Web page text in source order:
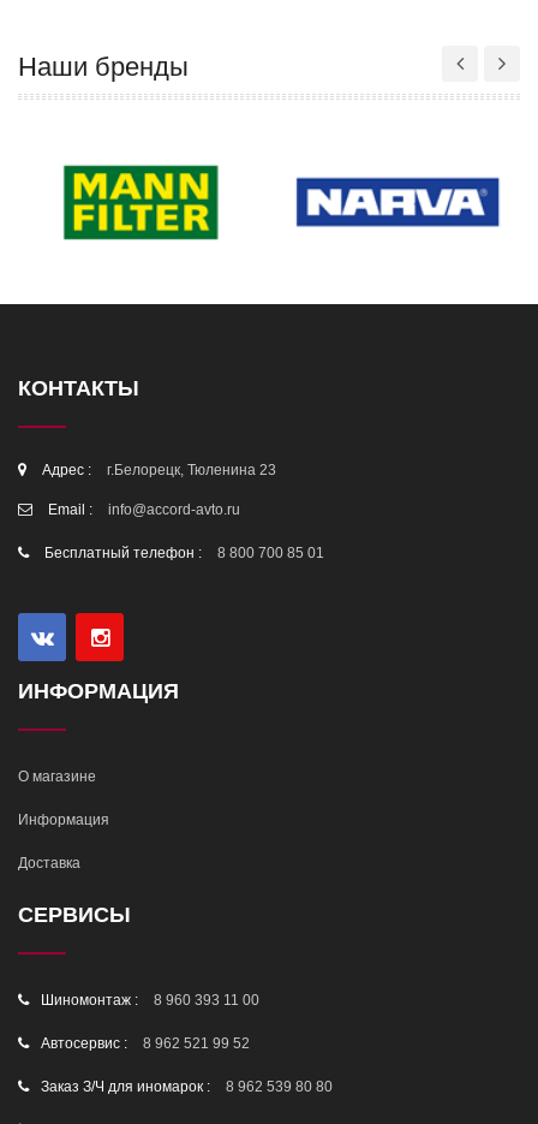
Наши бренды
КОНТАКТЫ
Адрес : г.Белорецк, Тюленина 23
Email : info@accord-avto.ru
Бесплатный телефон : 8 800 700 85 01
ИНФОРМАЦИЯ
О магазине
Информация
Доставка
СЕРВИСЫ
Шиномонтаж : 8 960 393 11 00
Автосервис : 8 962 521 99 52
Заказ З/Ч для иномарок : 8 962 539 80 80